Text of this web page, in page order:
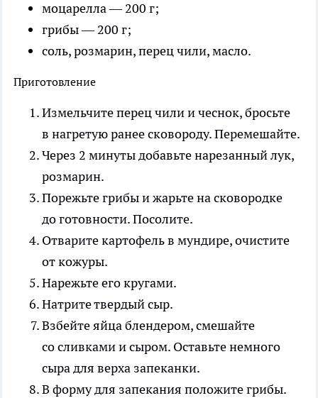
моцарелла — 200 г;
грибы — 200 г;
соль, розмарин, перец чили, масло.
Приготовление
Измельчите перец чили и чеснок, бросьте
в нагретую ранее сковороду. Перемешайте.
Через 2 минуты добавьте нарезанный лук,
розмарин.
Порежьте грибы и жарьте на сковородке
до готовности. Посолите.
Отварите картофель в мундире, очистите
от кожуры.
Нарежьте его кругами.
Натрите твердый сыр.
Взбейте яйца блендером, смешайте
со сливками и сыром. Оставьте немного
сыра для верха запеканки.
В форму для запекания положите грибы.